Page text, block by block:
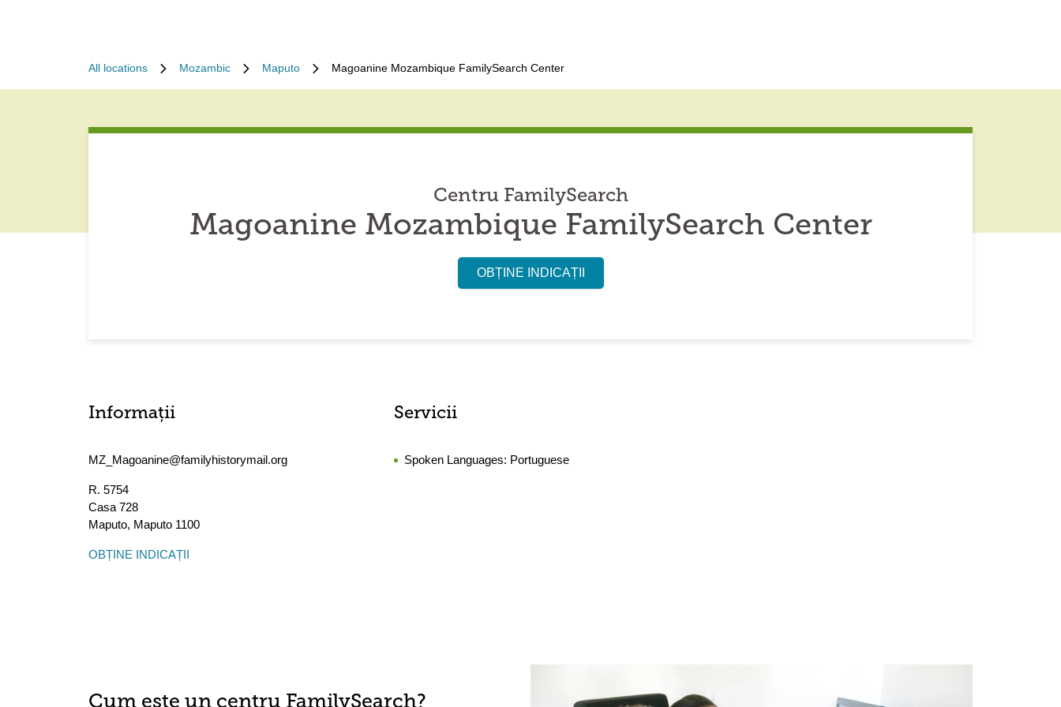
All locations Mozambic Maputo Magoanine Mozambique FamilySearch Center
Centru FamilySearch
Magoanine Mozambique FamilySearch Center
OBȚINE INDICAȚII
Informații
MZ_Magoanine@familyhistorymail.org
R. 5754
Casa 728
Maputo, Maputo 1100
OBȚINE INDICAȚII
Servicii
Spoken Languages: Portuguese
Cum este un centru FamilySearch?